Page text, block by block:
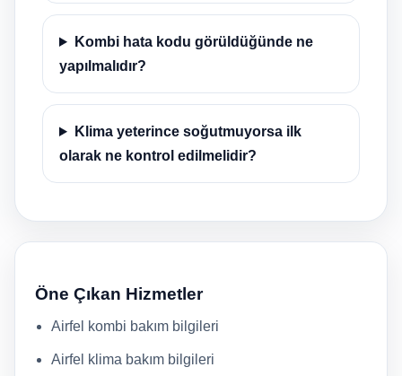
Kombi hata kodu görüldüğünde ne
yapılmalıdır?
Klima yeterince soğutmuyorsa ilk
olarak ne kontrol edilmelidir?
Öne Çıkan Hizmetler
Airfel kombi bakım bilgileri
Airfel klima bakım bilgileri